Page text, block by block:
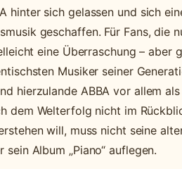
hinter sich gelassen und sich
geschaffen. Für Fans, die
eine Überraschung – aber
Musiker seiner
hierzulande ABBA vor allem
dem Welterfolg nicht im
will, muss nicht seine
Album „Piano“ auflegen.